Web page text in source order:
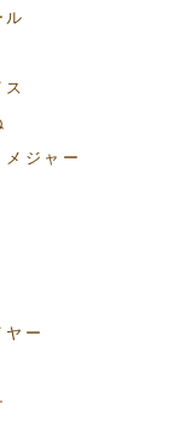
ル
メジャー
ー